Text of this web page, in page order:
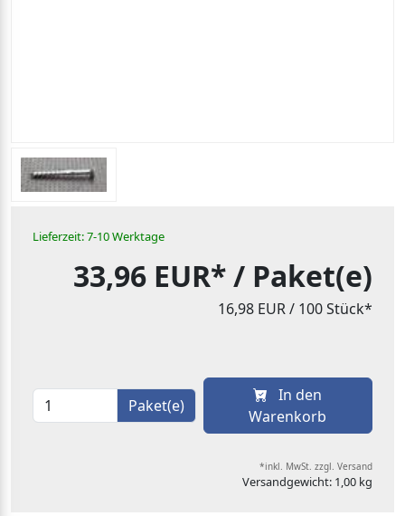
Lieferzeit: 7-10 Werktage
33,96 EUR*/ Paket(e)
16,98 EUR/ 100 Stück*
Paket(e)
In den
Warenkorb
*inkl. MwSt. zzgl. Versand
Versandgewicht: 1,00 kg